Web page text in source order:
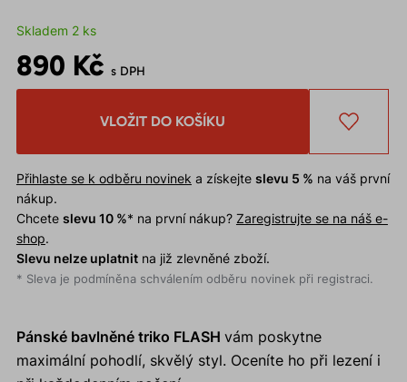
Skladem 2 ks
890 Kč s DPH
VLOŽIT DO KOŠÍKU
Přihlaste se k odběru novinek a získejte slevu 5 % na váš první
nákup.
Chcete slevu 10 %* na první nákup? Zaregistrujte se na náš e-
shop.
Slevu nelze uplatnitna již zlevněné zboží.
* Sleva je podmíněna schválením odběru novinek při registraci.
Pánské bavlněné triko FLASH vám poskytne
maximální pohodlí, skvělý styl. Oceníte ho při lezení i